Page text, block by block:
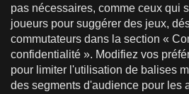
pas nécessaires, comme ceux qui
joueurs pour suggérer des jeux,
commutateurs dans la section «
confidentialité ». Modifiez vos
pour limiter l'utilisation de balises
des segments d'audience pour les